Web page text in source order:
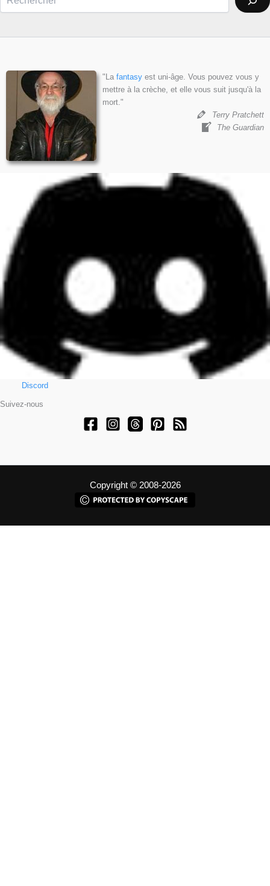
"La fantasy est uni-âge. Vous pouvez vous y
mettre à la crèche, et elle vous suit jusqu'à la
mort."
Terry Pratchett
The Guardian
Discord
Suivez-nous
Copyright © 2008-2026